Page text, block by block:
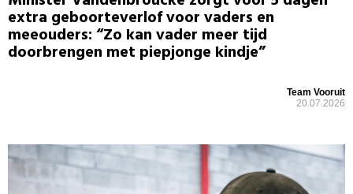
extra geboorteverlof voor vaders en
meeouders: “Zo kan vader meer tijd
doorbrengen met piepjonge kindje”
Team Vooruit
20.07.2026